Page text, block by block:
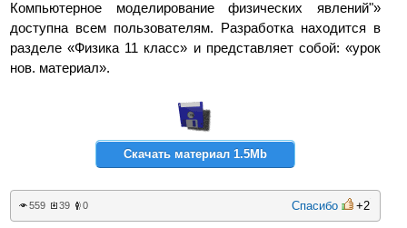
Компьютерное моделирование физических явлений"»
доступна всем пользователям. Разработка находится в
разделе «Физика 11 класс» и представляет собой: «урок
нов. материал».
Скачать материал 1.5Mb
559 39 0 Спасибо +2